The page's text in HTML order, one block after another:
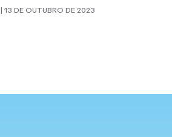
| 13 DE OUTUBRO DE 2023